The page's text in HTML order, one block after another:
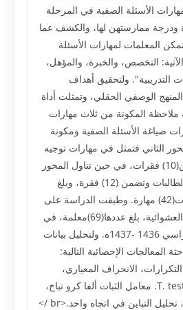
الأسئلة الصفية في المرحلة
ودرجة ممارستهن لها، والکشف عما
المعلمات لمهارات الأسئلة
التخصص، والخبرة، والمؤهل،
التدريبية". ولتحقيق أهداف
الوصفي الحقلي، وتمثلت أداة
ملاحظة المکونة من ثلاث مهارات
صياغة الأسئلة الصفية ومکونة
المحور الثاني فتمثل في مهارات توجيه
الأسئلة الصفية وتتضمن(10) فقرات، في حين تناول المحور
الثالث معالجة إجابات الطالبات وتضمن (12) فقرة، وبلغ
المجموع الکلي للمهارات(42) مهارة. وطبقت الدراسة على
عينة اختيرت بالطريقة العشوائية، بلغ عددها(69)معلمة، في
الفصل الأول للعام الدراسي 1436 -1437ه. ولتحليل بيانات
المعالجات الإحصائية التالية:
الانحراف المعياري،
واستخدام اختبار "ت" T. test. معامل الثبات ألفا کرو نباخ،
معامل ارتباط بيرسون، تحليل التباين في اتجاه واحد.<br />